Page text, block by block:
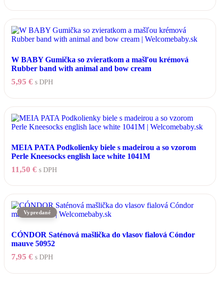
bola:
je:
W BABY Gumička so zvieratkom a mašľou krémová
Rubber band with animal and bow cream
5,95 € s DPH
MEIA PATA Podkolienky biele s madeirou a so vzorom
Perle Kneesocks english lace white 1041M
11,50 € s DPH
má
viacero
variantov.
si
môžete
vybrať
na
CÓNDOR Saténová mašlička do vlasov fialová Cóndor
mauve 50952
7,95 € s DPH